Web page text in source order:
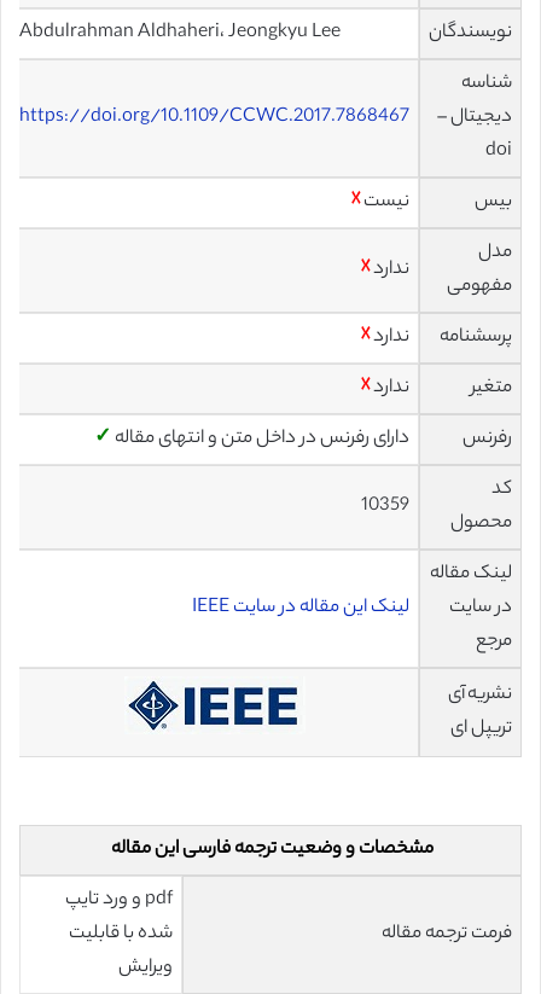
نویسندگان
Abdulrahman Aldhaheri، Jeongkyu Lee
شناسه
دیجیتال –
doi
https://doi.org/10.1109/CCWC.2017.7868467
بیس نیست☓
مدل
مفهومی
ندارد☓
پرسشنامه ندارد☓
متغیر
ندارد☓
رفرنس
دارای رفرنس در داخل متن و انتهای مقاله ✓
کد
محصول
10359
لینک مقاله
در سایت
مرجع
لینک این مقاله در سایت IEEE
نشریه آی
تریپل ای
مشخصات و وضعیت ترجمه فارسی این مقاله
فرمت ترجمه مقاله
pdf و ورد تایپ
شده با قابلیت
ویرایش